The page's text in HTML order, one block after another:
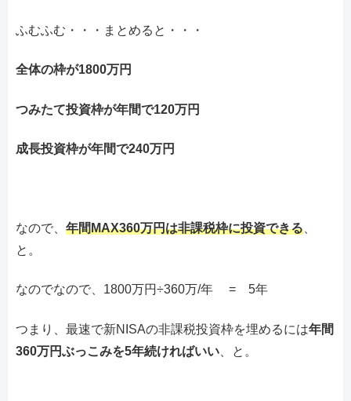
ふむふむ・・・まとめると・・・
全体の枠が1800万円
つみたて投資枠が年間で120万円
成長投資枠が年間で240万円
なので、 年間MAX360万円は非課税枠に投資できる
と。
なのでなので、1800万円÷360万/年 = 5年
つまり、最速で新NISAの非課税投資枠を埋めるには年間
360万円ぶっこみを5年続ければいい 、と。